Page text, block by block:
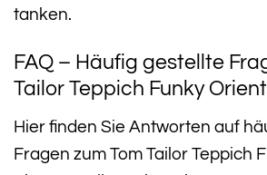
tanken.
FAQ – Häufig gestellte
Tailor Teppich Funky
Hier finden Sie Antworten auf
Fragen zum Tom Tailor Teppich